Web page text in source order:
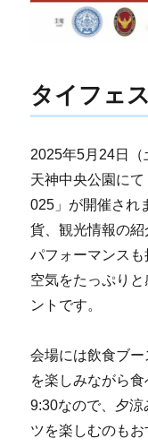
タイフェ
2025年5月24日
天神中央公園に
025」が開催され
貨、観光情報の
パフォーマンス
空気をたっぷり
ントです。
会場には飲食ブ
を楽しみながら
9:30なので、夕
ツを楽しむのも